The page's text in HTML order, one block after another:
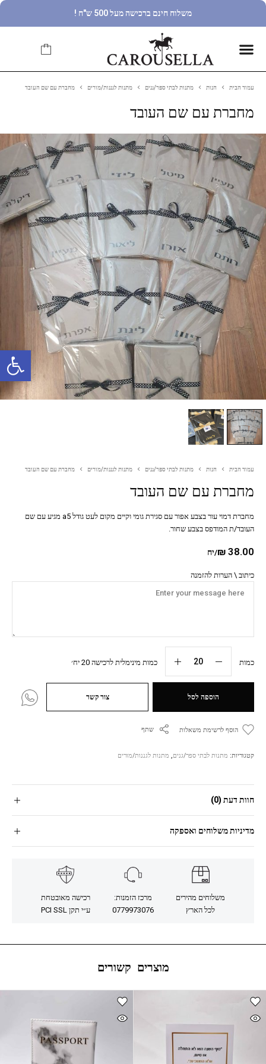
פתח סרגל נגישות
משלוח חינם ברכישה מעל 500 ש"ח !
עמוד הבית חנות מתנות לבתי ספר/גנים מתנות לגננות/מורים מחברת עם שם העובד
מחברת עם שם העובד
עמוד הבית חנות מתנות לבתי ספר/גנים מתנות לגננות/מורים מחברת עם שם העובד
מחברת עם שם העובד
₪ 38.00 /יח
כיתוב \ הערות להזמנה
כמות כמות מינימלית לרכישה 20 יח׳
הוספה לסל צור קשר
הוסף לרשימת משאלות שתף
קטגוריות: מתנות לבתי ספר/גנים, מתנות לגננות/מורים
מחברת דמוי עור בצבע אפור עם סגירת גומי וקיים מקום לעט גודל a5 מגיע עם שם
העובד/ת המודפס בצבע שחור.
חוות דעת (0)
מדיניות משלוחים ואספקה
משלוחים מהירים
לכל הארץ
מרכז הזמנות:
0779973076
רכישה מאובטחת
ע״י תקן PCI SSL
מוצרים קשורים